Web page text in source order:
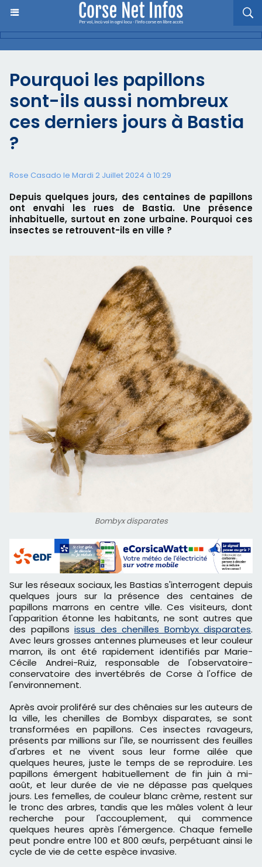
Pourquoi les papillons
sont-ils aussi nombreux
ces derniers jours à Bastia
?
Rose Casado le Mardi 2 Juillet 2024 à 10:29
Depuis quelques jours, des centaines de papillons
ont envahi les rues de Bastia. Une présence
inhabituelle, surtout en zone urbaine. Pourquoi ces
insectes se retrouvent-ils en ville ?
Bombyx disparates
Sur les réseaux sociaux, les Bastias s'interrogent depuis
quelques jours sur la présence des centaines de
papillons marrons en centre ville. Ces visiteurs, dont
l'apparition étonne les habitants, ne sont autres que
des papillons issus des chenilles Bombyx disparates.
Avec leurs grosses antennes plumeuses et leur couleur
marron, ils ont été rapidement identifiés par Marie-
Cécile Andrei-Ruiz, responsable de l'observatoire-
conservatoire des invertébrés de Corse à l'office de
l'environnement.
Après avoir proliféré sur des chênaies sur les auteurs de
la ville, les chenilles de Bombyx disparates, se sont
transformées en papillons. Ces insectes ravageurs,
présents par millions sur l'île, se nourrissent des feuilles
d'arbres et ne vivent sous leur forme ailée que
quelques heures, juste le temps de se reproduire. Les
papillons émergent habituellement de fin juin à mi-
août, et leur durée de vie ne dépasse pas quelques
jours. Les femelles, de couleur blanc crème, restent sur
le tronc des arbres, tandis que les mâles volent à leur
recherche pour l'accouplement, qui commence
quelques heures après l'émergence. Chaque femelle
peut pondre entre 100 et 800 œufs, perpétuant ainsi le
cycle de vie de cette espèce invasive.